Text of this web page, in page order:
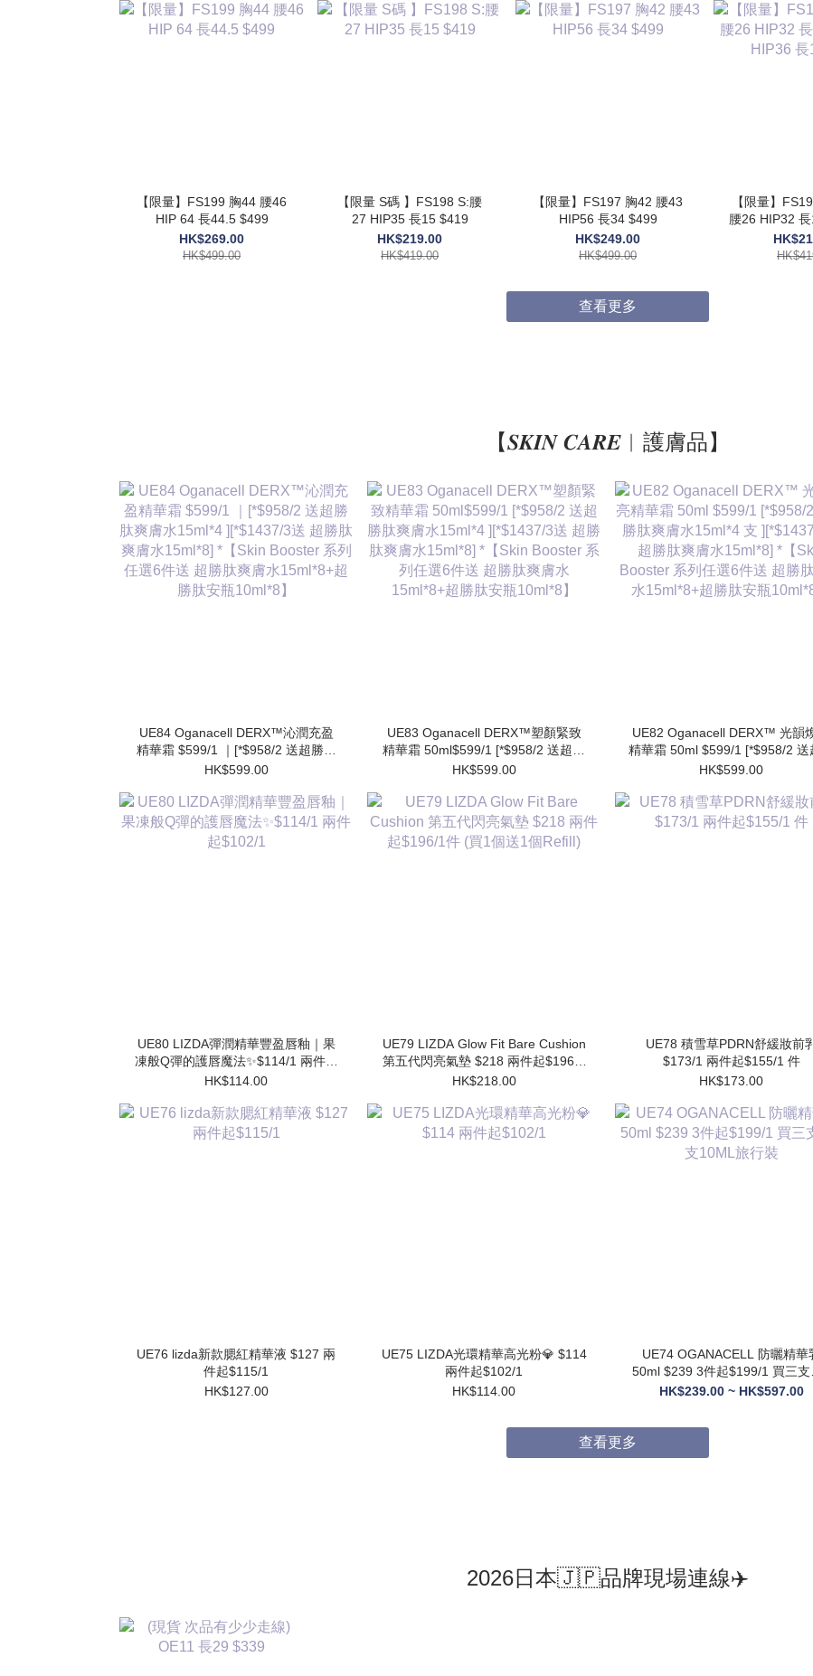
【限量】FS199 胸44 腰46
HIP 64 長44.5 $499
HK$269.00
HK$499.00
【限量 S碼 】FS198 S:腰
27 HIP35 長15 $419
HK$219.00
HK$419.00
【限量】FS197 胸42 腰43
HIP56 長34 $499
HK$249.00
HK$499.00
【限量】
腰26 HIP32 長14 / XL:
HIP36 長
查看更多
【𝑺𝑲𝑰𝑵 𝑪𝑨𝑹𝑬︱護膚品】
UE84 Oganacell DERX™沁潤充盈
精華霜 $599/1 ｜[*$958/2 送超勝肽
爽膚水15ml*4 ][*$1437/3送 超勝肽
任選6件送 超勝肽爽膚水15ml*8+超
勝肽安瓶10ml*8】
HK$599.00
UE83 Oganacell DERX™塑顏緊致
精華霜 50ml$599/1 [*$958/2 送超勝
肽爽膚水15ml*4 ][*$1437/3送 超勝
列任選6件送 超勝肽爽膚水
15ml*8+超勝肽安瓶10ml*8】
HK$599.00
UE82 Oganacell DERX™ 光韻
精華霜 50ml $599/1 [*$958/2 送
肽爽膚水15ml*4 支 ][*$1437/3送
系列任選6件送 超勝肽爽膚水
15ml*8+超勝肽安瓶10ml*8】
HK$599.00
UE80 LIZDA彈潤精華豐盈唇釉｜果
凍般Q彈的護唇魔法✨$114/1 兩件起
$102/1
HK$114.00
UE79 LIZDA Glow Fit Bare Cushion
第五代閃亮氣墊 $218 兩件起$196/1
件 (買1個送1個Refill)
HK$218.00
UE78 積雪草PDRN舒緩妝前乳
$173/1 兩件起$155/1 件
HK$173.00
UE76 lizda新款腮紅精華液 $127 兩
件起$115/1
HK$127.00
UE75 LIZDA光環精華高光粉💎 $114
兩件起$102/1
HK$114.00
UE74 OGANACELL 防曬精華乳
50ml $239 3件起$199/1 買三支送6
支10ML旅行裝
HK$239.00 ~ HK$597.00
查看更多
2026日本🇯🇵品牌現場連線✈️